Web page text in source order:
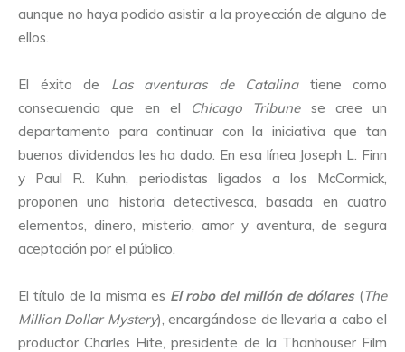
aunque no haya podido asistir a la proyección de alguno de
ellos.
El éxito de Las aventuras de Catalinatiene como
consecuencia que en el
Chicago Tribune se cree un
departamento para continuar con la iniciativa que tan
buenos dividendos les ha dado. En esa línea Joseph L. Finn
y Paul R. Kuhn, periodistas ligados a los McCormick,
proponen una historia detectivesca, basada en cuatro
elementos, dinero, misterio, amor y aventura, de segura
aceptación por el público.
El título de la misma es El robo del millón de dólares (The
Million Dollar Mystery), encargándose de llevarla a cabo el
productor Charles Hite, presidente de la Thanhouser Film